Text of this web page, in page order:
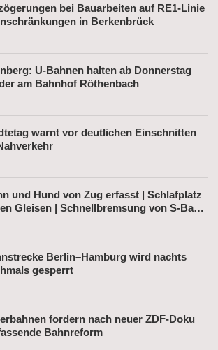
bei Bauarbeiten auf RE1-Linie
in Berkenbrück
U-Bahnen halten ab Donnerstag
am Bahnhof Röthenbach
warnt vor deutlichen Einschnitten
und Hund von Zug erfasst | Schlafplatz
Gleisen | Schnellbremsung von S-Bahn
Berlin–Hamburg wird nachts
gesperrt
fordern nach neuer ZDF-Doku
Bahnreform